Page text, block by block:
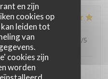
en zijn
cookies op
leiden tot
van
cookies zijn
worden
:5 /5 Kwaliteit / Prijs /5
bon accueil, très bonne